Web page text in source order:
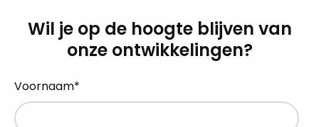
Wil je op de hoogte blijven van
onze ontwikkelingen?
Voornaam*